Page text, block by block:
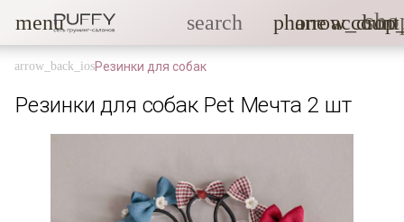
menu search phone
Резинки для собак
Резинки для собак Pet Мечта 2 шт